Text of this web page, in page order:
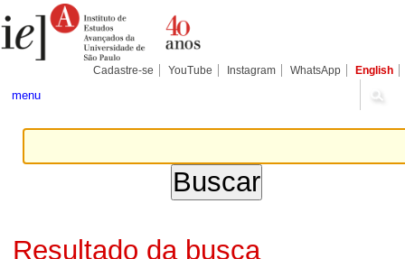
para
conteúdo.
Pessoais
Cadastre-se YouTube Instagram WhatsApp English
menu
Resultado da busca